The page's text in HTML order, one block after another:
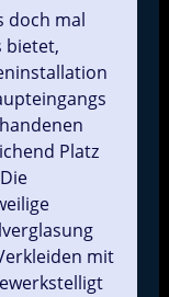
doch mal
bietet,
Platz
mit